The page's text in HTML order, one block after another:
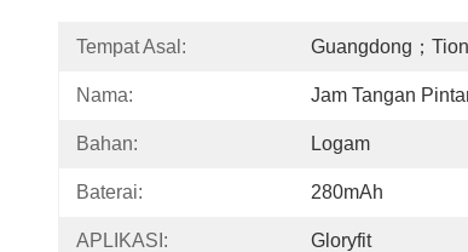
Tempat Asal: Guangdong；
Nama: Jam Tangan
Bahan: Logam
Baterai: 280mAh
APLIKASI: Gloryfit